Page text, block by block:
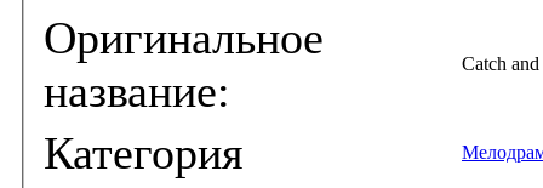
Оригинальное
название:
Catch and
Категория